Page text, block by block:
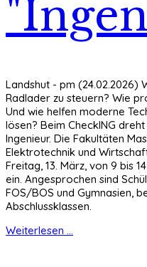
Landshut - pm (24.02.2026)
Radlader zu steuern? Wie
Und wie helfen moderne
lösen? Beim CheckING
Ingenieur. Die Fakultäten
Elektrotechnik und
Freitag, 13. März, von 9 bis
ein. Angesprochen sind
FOS/BOS und Gymnasien,
Abschlussklassen.
Weiterlesen ...